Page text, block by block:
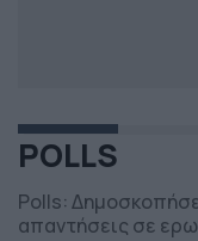
POLLS
Polls:
απαντήσεις σε